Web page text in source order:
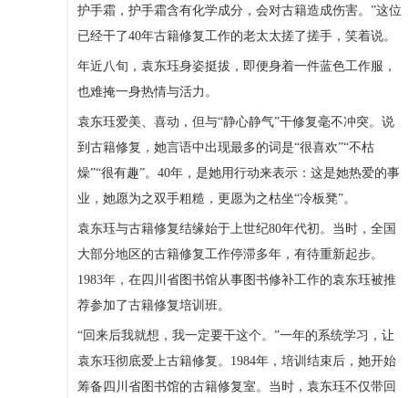
护手霜，护手霜含有化学成分，会对古籍造成伤害。”这位
已经干了40年古籍修复工作的老太太搓了搓手，笑着说。
年近八旬，袁东珏身姿挺拔，即便身着一件蓝色工作服，
也难掩一身热情与活力。
袁东珏爱美、喜动，但与“静心静气”干修复毫不冲突。说
到古籍修复，她言语中出现最多的词是“很喜欢”“不枯
燥”“很有趣”。40年，是她用行动来表示：这是她热爱的事
业，她愿为之双手粗糙，更愿为之枯坐“冷板凳”。
袁东珏与古籍修复结缘始于上世纪80年代初。当时，全国
大部分地区的古籍修复工作停滞多年，有待重新起步。
1983年，在四川省图书馆从事图书修补工作的袁东珏被推
荐参加了古籍修复培训班。
“回来后我就想，我一定要干这个。”一年的系统学习，让
袁东珏彻底爱上古籍修复。1984年，培训结束后，她开始
筹备四川省图书馆的古籍修复室。当时，袁东珏不仅带回